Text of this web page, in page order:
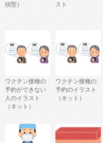
頭型）
スト
ワクチン接種の
予約ができない
人のイラスト
（ネット）
ワクチン接種の
予約のイラスト
（ネット）